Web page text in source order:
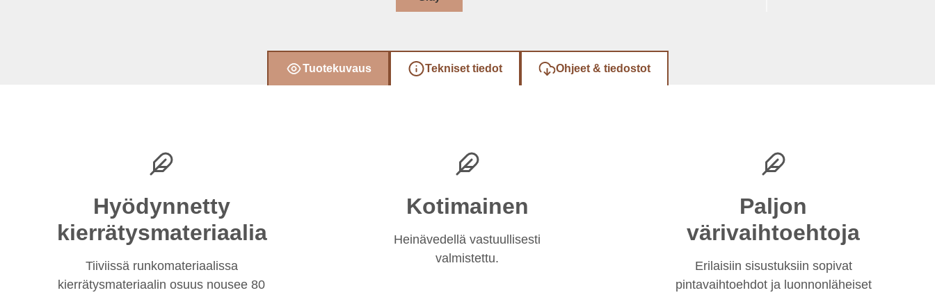
Tuotekuvaus Tekniset tiedot Ohjeet & tiedostot
Hyödynnetty
kierrätysmateriaalia
Tiiviissä runkomateriaalissa
kierrätysmateriaalin osuus nousee 80
Kotimainen
Heinävedellä vastuullisesti
valmistettu.
Paljon
värivaihtoehtoja
Erilaisiin sisustuksiin sopivat
pintavaihtoehdot ja luonnonläheiset